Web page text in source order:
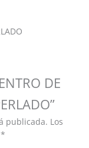
DE
publicada. Los
*